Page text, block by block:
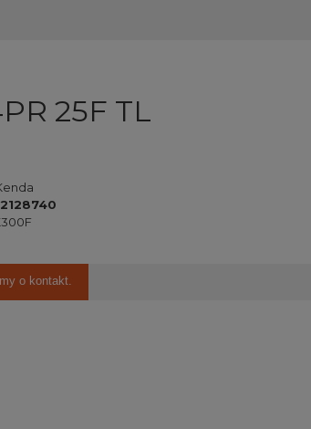
25F TL
o kontakt.